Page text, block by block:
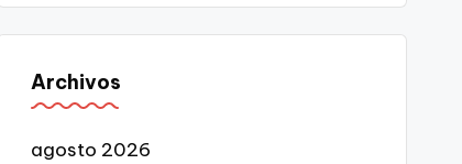
Archivos
agosto 2026